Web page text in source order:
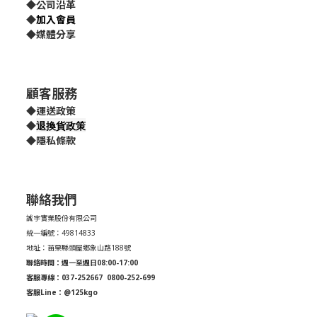
◆公司沿革
◆加入會員
◆媒體分享
顧客服務
◆運送政策
◆退換貨政策
◆隱私條款
聯絡我們
誠宇實業股份有限公司
統一編號：49814833
地址：苗栗縣頭屋鄉象山路188號
聯絡時間：週一至週日08:00-17:00
客服專線：037-252667 0800-252-699
客服Line：@125kgo